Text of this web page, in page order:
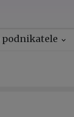
podnikatele